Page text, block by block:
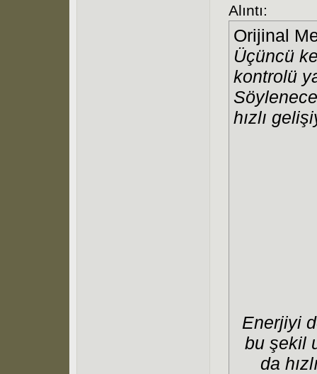
Alıntı:
Orijinal
Üçüncü
kontrolü
hızlı
Enerjiyi
bu şekil
da